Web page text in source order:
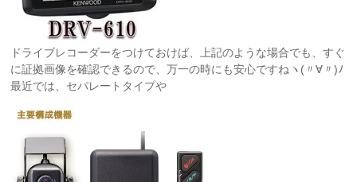
ドライブレコーダーをつけておけば、上記のような場合でも、すぐ
に証拠画像を確認できるので、万一の時にも安心ですねヽ(〃∀〃)ﾉ
最近では、セパレートタイプや